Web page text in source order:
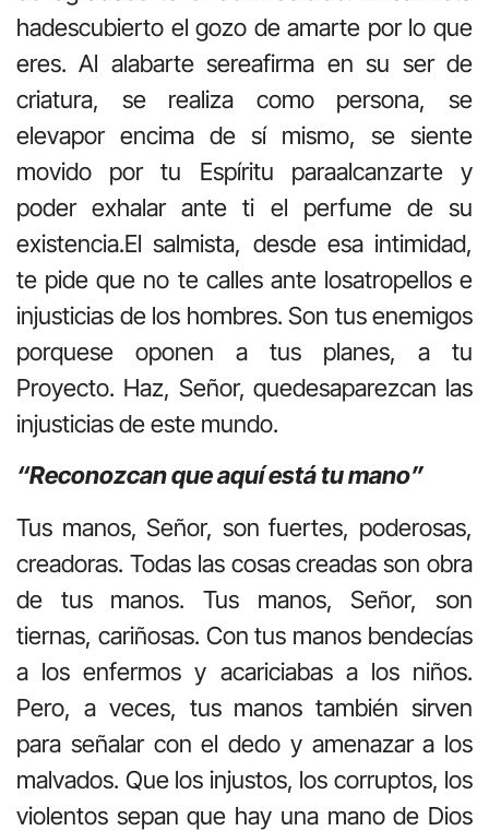
hadescubierto el gozo de amarte por lo que
eres. Al alabarte sereafirma en su ser de
criatura, se realiza como persona, se
elevapor encima de sí mismo, se siente
movido por tu Espíritu paraalcanzarte y
poder exhalar ante ti el perfume de su
existencia.El salmista, desde esa intimidad,
te pide que no te calles ante losatropellos e
injusticias de los hombres. Son tus enemigos
porquese oponen a tus planes, a tu
Proyecto. Haz, Señor, quedesaparezcan las
injusticias de este mundo.
“Reconozcan que aquí está tu mano”
Tus manos, Señor, son fuertes, poderosas,
creadoras. Todas las cosas creadas son obra
de tus manos. Tus manos, Señor, son
tiernas, cariñosas. Con tus manos bendecías
a los enfermos y acariciabas a los niños.
Pero, a veces, tus manos también sirven
para señalar con el dedo y amenazar a los
malvados. Que los injustos, los corruptos, los
violentos sepan que hay una mano de Dios